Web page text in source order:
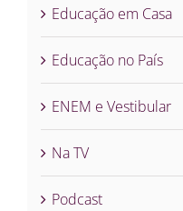
Educação em Casa
Educação no País
ENEM e Vestibular
Na TV
Podcast